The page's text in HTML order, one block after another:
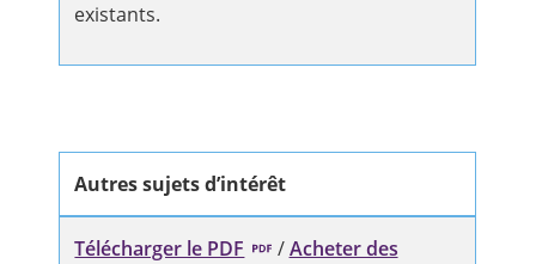
existants.
Autres sujets d’intérêt
Télécharger le PDF /Acheter des